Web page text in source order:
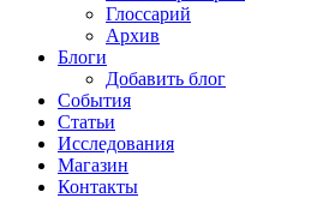
Глоссарий
Архив
Блоги
Добавить блог
События
Статьи
Исследования
Магазин
Контакты